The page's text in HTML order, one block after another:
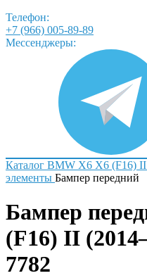
Телефон:
+7 (966) 005-89-89
Мессенджеры:
Каталог BMW X6 X6 (F16)
элементы Бампер передний
Бампер
(F16) II
7782